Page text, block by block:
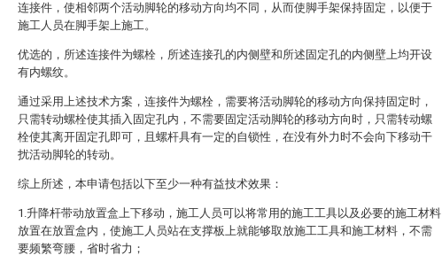
连接件，使相邻两个活动脚轮的移动方向均不同，从而使脚手架保持固定，以便于
施工人员在脚手架上施工。
优选的，所述连接件为螺栓，所述连接孔的内侧壁和所述固定孔的内侧壁上均开设
有内螺纹。
通过采用上述技术方案，连接件为螺栓，需要将活动脚轮的移动方向保持固定时，
只需转动螺栓使其插入固定孔内，不需要固定活动脚轮的移动方向时，只需转动螺
栓使其离开固定孔即可，且螺杆具有一定的自锁性，在没有外力时不会向下移动干
扰活动脚轮的转动。
综上所述，本申请包括以下至少一种有益技术效果：
1.升降杆带动放置盒上下移动，施工人员可以将常用的施工工具以及必要的施工材料
放置在放置盒内，使施工人员站在支撑板上就能够取放施工工具和施工材料，不需
要频繁弯腰，省时省力；